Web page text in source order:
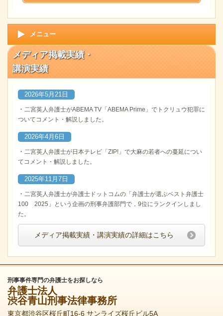
メニュー
メディア掲載実績・
講演実績
2026年5月21日
・ 二宮英人弁護士がABEMA TV「ABEMA Prime」でトクリュウ犯罪に
ついてコメント・解説しました。
2026年4月6日
・ 二宮英人弁護士が日本テレビ「ZIP!」で大麻の若者への蔓延につい
てコメント・解説しました。
2025年11月7日
・ 二宮英人弁護士が弁護士ドットコムの「弁護士が選ぶベスト弁護士
100 2025」という企画の刑事弁護部門で，9位にランクインしまし
た。
メディア掲載実績・講演実績の詳細はこちら
刑事事件専門の弁護士をお探しなら
弁護士法人
渋谷青山刑事法律事務所
東京都渋谷区桜丘町16-6 サンライズ桜丘ビル5A